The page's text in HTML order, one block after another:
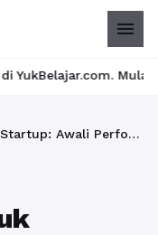
menu
Mulai langkah
Link Building untuk Startup: Awali Performa SEO dengan Benar